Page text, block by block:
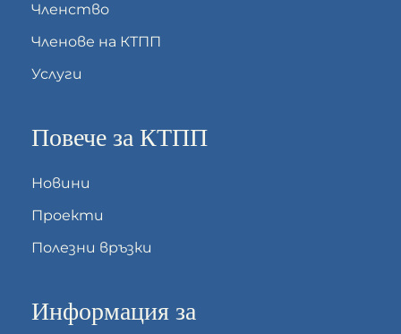
Членство
Членове на КТПП
Услуги
Повече за КТПП
Новини
Проекти
Полезни връзки
Информация за